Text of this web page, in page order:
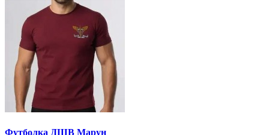
Футболка ДШВ Марун